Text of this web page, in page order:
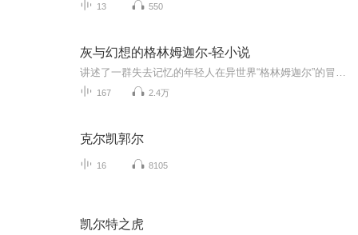
13 550
灰与幻想的格林姆迦尔-轻小说
167 2.4万
克尔凯郭尔
16 8105
凯尔特之虎